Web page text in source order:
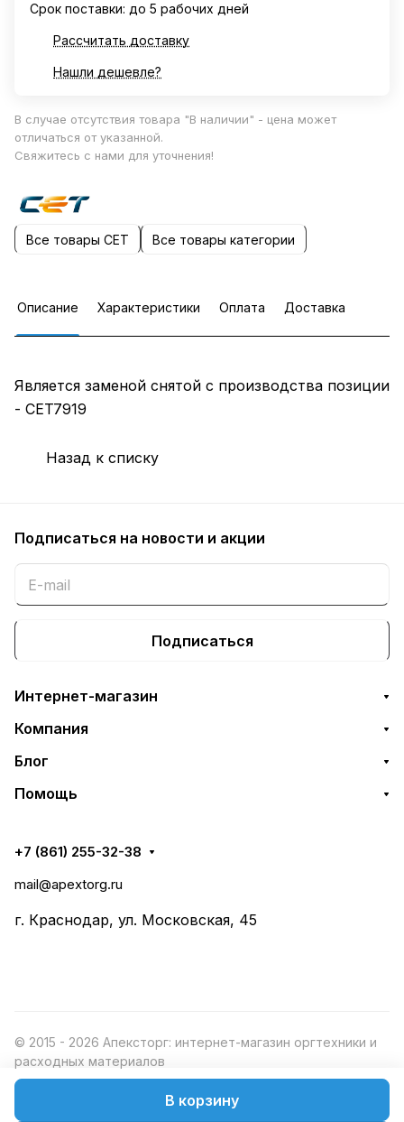
В корзину
Срок поставки: до 5 рабочих дней
Рассчитать доставку
Нашли дешевле?
В случае отсутствия товара "В наличии" - цена может
отличаться от указанной.
Свяжитесь с нами для уточнения!
Все товары CET Все товары категории
Описание Характеристики Оплата Доставка
Является заменой снятой с производства позиции
- CET7919
Назад к списку
Подписаться на новости и акции
Подписаться
Интернет-магазин
Компания
Блог
Помощь
+7 (861) 255-32-38
mail@apextorg.ru
г. Краснодар, ул. Московская, 45
© 2015 - 2026 Апексторг: интернет-магазин оргтехники и
расходных материалов
Конфиденциальность